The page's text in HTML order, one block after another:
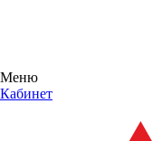
Меню
Кабинет